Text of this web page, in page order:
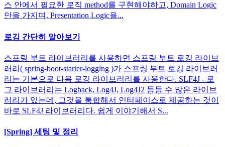
스 안에서 필요한 로직 method를 구현해야하고, Domain Logic
만을 가지며, Presentation Logic을...
로깅 간단히 알아보기
스프링 부트 라이브러리를 사용하면 스프링 부트 로깅 라이브
러리( spring-boot-starter-logging )가 스프링 부트 로깅 라이브러
리는 기본으로 다음 로깅 라이브러리를 사용한다. SLF4J - 로
그 라이브러리는 Logback, Log4J, Log4J2 등등 수 많은 라이브
러리가 있는데, 그것을 통합해서 인터페이스로 제공하는 것이
바로 SLF4J 라이브러리다. 쉽게 이야기해서 S...
[Spring] 세팅 및 정리